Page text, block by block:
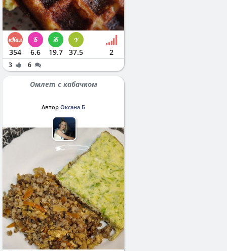
354 6.6 19.7 37.5 2
3 6
Омлет с кабачком
Автор Оксана Б